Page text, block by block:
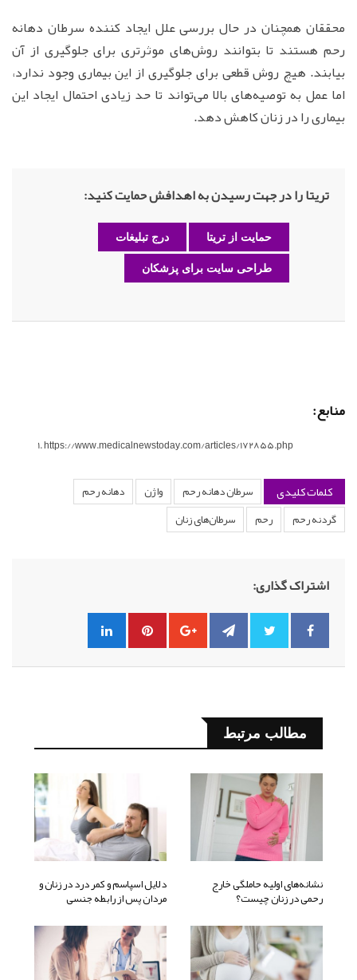
محققان همچنان در حال بررسی علل ایجاد کننده سرطان دهانه
رحم هستند تا بتوانند روش‌های موثرتری برای جلوگیری از آن
بیابند. هیچ روش قطعی برای جلوگیری از این بیماری وجود ندارد،
اما عمل به توصیه‌های بالا می‌تواند تا حد زیادی احتمال ایجاد این
بیماری را در زنان کاهش دهد.
تریتا را در جهت رسیدن به اهدافش حمایت کنید:
حمایت از تریتا درج تبلیغات
طراحی سایت برای پزشکان
منابع:
https://www.medicalnewstoday.com/articles/172855.php
کلمات کلیدی سرطان دهانه رحم واژن
دهانه رحم
گردنه رحم
رحم سرطان‌های زنان
اشتراک گذاری:
مطالب مرتبط
نشانه‌های اولیه حاملگی خارج
رحمی در زنان چیست؟
دلایل اسپاسم و کمر درد در زنان و
مردان پس از رابطه جنسی